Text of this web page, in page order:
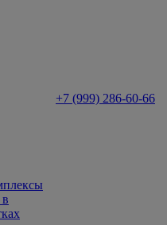
+7 (999) 286-60-66